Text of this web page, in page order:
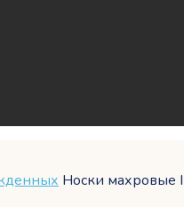
Носки махровые